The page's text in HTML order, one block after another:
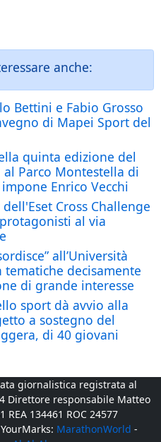
anche:
Bettini e Fabio Grosso
di Mapei Sport del
quinta edizione del
al Parco Montestella di
Enrico Vecchi
Cross Challenge
al via
all’Università
decisamente
di grande interesse
sport dà avvio alla
a sostegno del
di 40 giovani
giornalistica registrata al
Direttore responsabile Matteo
REA 134461 ROC 24577
MarathonWorld -